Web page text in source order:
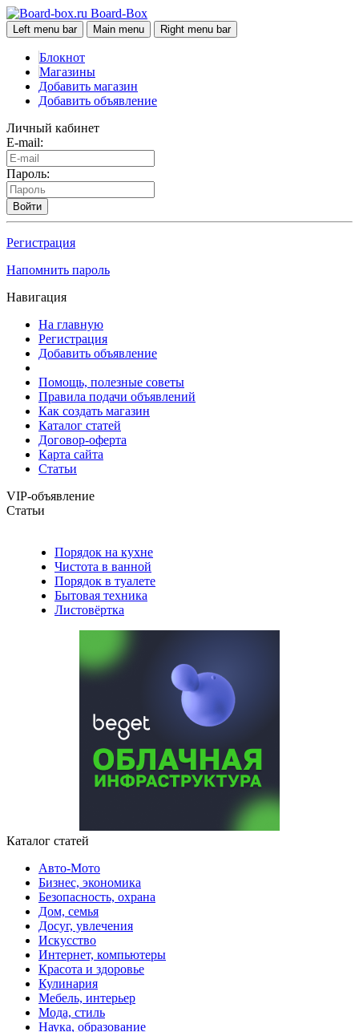
Board-Box
Left menu bar Main menu Right menu bar
Блокнот
Магазины
Добавить магазин
Добавить объявление
Личный кабинет
E-mail:
Пароль:
Войти
Регистрация
Напомнить пароль
Навигация
На главную
Регистрация
Добавить объявление
Помощь, полезные советы
Правила подачи объявлений
Как создать магазин
Каталог статей
Договор-оферта
Карта сайта
Статьи
VIP-объявление
Статьи
Порядок на кухне
Чистота в ванной
Порядок в туалете
Бытовая техника
Листовёртка
Каталог статей
Авто-Мото
Бизнес, экономика
Безопасность, охрана
Дом, семья
Досуг, увлечения
Искусство
Интернет, компьютеры
Красота и здоровье
Кулинария
Мебель, интерьер
Мода, стиль
Наука, образование